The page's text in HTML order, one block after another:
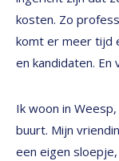
kosten. Zo
komt er meer tijd
en kandidaten. En
Ik woon in
buurt. Mijn
een eigen